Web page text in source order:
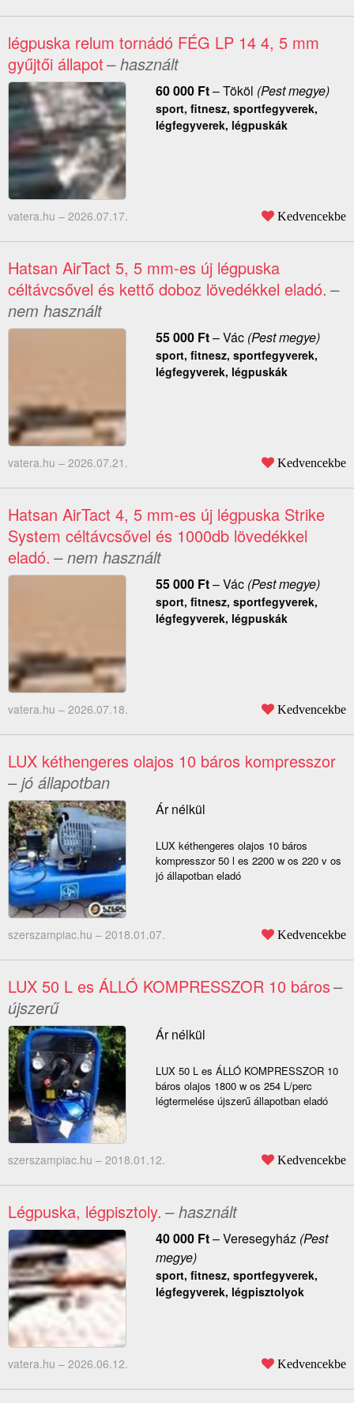
légpuska relum tornádó FÉG LP 14 4, 5 mm
gyűjtői állapot– használt
60 000 Ft–Tököl (Pest megye)
sport, fitnesz, sportfegyverek,
légfegyverek, légpuskák
vatera.hu – 2026.07.17. Kedvencekbe
Hatsan AirTact 5, 5 mm-es új légpuska
céltávcsővel és kettő doboz lövedékkel eladó. –
nem használt
55 000 Ft–Vác(Pest megye)
sport, fitnesz, sportfegyverek,
légfegyverek, légpuskák
vatera.hu – 2026.07.21. Kedvencekbe
Hatsan AirTact 4, 5 mm-es új légpuska Strike
System céltávcsővel és 1000db lövedékkel
eladó. – nem használt
55 000 Ft–Vác(Pest megye)
sport, fitnesz, sportfegyverek,
légfegyverek, légpuskák
vatera.hu – 2026.07.18. Kedvencekbe
LUX kéthengeres olajos 10 báros kompresszor
– jó állapotban
Ár nélkül
LUX kéthengeres olajos 10 báros
kompresszor 50 l es 2200 w os 220 v os
jó állapotban eladó
szerszampiac.hu – 2018.01.07. Kedvencekbe
LUX 50 L es ÁLLÓ KOMPRESSZOR 10 báros–
újszerű
Ár nélkül
LUX 50 L es ÁLLÓ KOMPRESSZOR 10
báros olajos 1800 w os 254 L/perc
légtermelése újszerű állapotban eladó
szerszampiac.hu – 2018.01.12. Kedvencekbe
Légpuska, légpisztoly. – használt
40 000 Ft–Veresegyház(Pest
megye)
sport, fitnesz, sportfegyverek,
légfegyverek, légpisztolyok
vatera.hu – 2026.06.12. Kedvencekbe